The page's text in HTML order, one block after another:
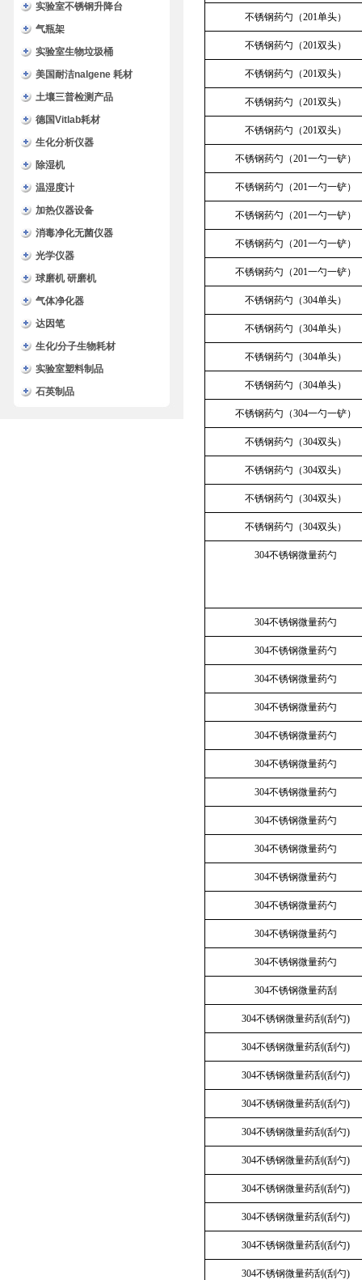
实验室不锈钢升降台
气瓶架
实验室生物垃圾桶
美国耐洁nalgene 耗材
土壤三普检测产品
德国Vitlab耗材
生化分析仪器
除湿机
温湿度计
加热仪器设备
消毒净化无菌仪器
光学仪器
球磨机 研磨机
气体净化器
达因笔
生化/分子生物耗材
实验室塑料制品
石英制品
不锈钢药勺（201单头）
不锈钢药勺（201双头）
不锈钢药勺（201双头）
不锈钢药勺（201双头）
不锈钢药勺（201双头）
不锈钢药勺（201一勺一铲）
不锈钢药勺（201一勺一铲）
不锈钢药勺（201一勺一铲）
不锈钢药勺（201一勺一铲）
不锈钢药勺（201一勺一铲）
不锈钢药勺（304单头）
不锈钢药勺（304单头）
不锈钢药勺（304单头）
不锈钢药勺（304单头）
不锈钢药勺（304一勺一铲）
不锈钢药勺（304双头）
不锈钢药勺（304双头）
不锈钢药勺（304双头）
不锈钢药勺（304双头）
304不锈钢微量药勺
304不锈钢微量药勺
304不锈钢微量药勺
304不锈钢微量药勺
304不锈钢微量药勺
304不锈钢微量药勺
304不锈钢微量药勺
304不锈钢微量药勺
304不锈钢微量药勺
304不锈钢微量药勺
304不锈钢微量药勺
304不锈钢微量药勺
304不锈钢微量药勺
304不锈钢微量药勺
304不锈钢微量药刮
304不锈钢微量药刮(刮勺)
304不锈钢微量药刮(刮勺)
304不锈钢微量药刮(刮勺)
304不锈钢微量药刮(刮勺)
304不锈钢微量药刮(刮勺)
304不锈钢微量药刮(刮勺)
304不锈钢微量药刮(刮勺)
304不锈钢微量药刮(刮勺)
304不锈钢微量药刮(刮勺)
304不锈钢微量药刮(刮勺)